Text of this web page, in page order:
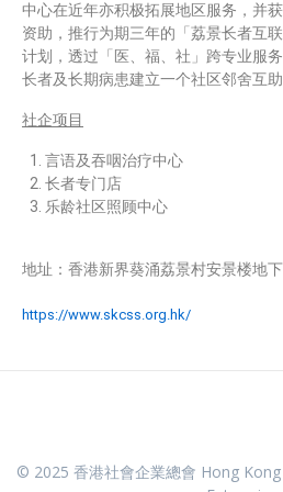
中心在近年亦积极拓展地区服务，并
资助，推行为期三年的「荔景长者互
计划，透过「医、福、社」跨专业服
长者及长期病患建立一个社区邻舍互
社企项目
言语及吞咽治疗中心
长者专门店
乐龄社区照顾中心
地址：香港新界葵涌荔景村安景楼地
https://www.skcss.org.hk/
© 2025 香港社會企業總會 Hong